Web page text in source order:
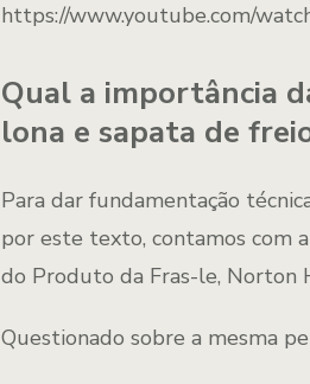
https://www.youtube.com/
Qual a importância
lona e sapata de
Para dar fundamentação
por este texto, contamos com
do Produto da Fras-le, Norton
Questionado sobre a mesma